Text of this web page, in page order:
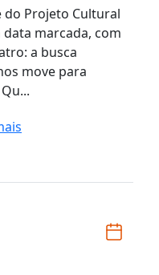
Projeto Cultural
marcada, com
a busca
move para